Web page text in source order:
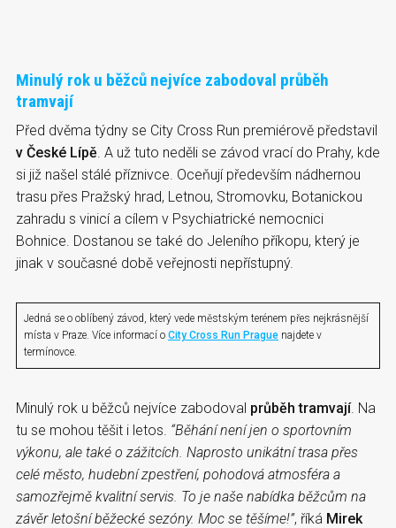
Minulý rok u běžců nejvíce zabodoval průběh
tramvají
Před dvěma týdny se City Cross Run premiérově představil
v České Lípě . A už tuto neděli se závod vrací do Prahy, kde
si již našel stálé příznivce. Oceňují především nádhernou
trasu přes Pražský hrad, Letnou, Stromovku, Botanickou
zahradu s vinicí a cílem v Psychiatrické nemocnici
Bohnice. Dostanou se také do Jeleního příkopu, který je
jinak v současné době veřejnosti nepřístupný.
Jedná se o oblíbený závod, který vede městským terénem přes nejkrásnější
místa v Praze. Více informací o City Cross Run Prague najdete v
termínovce.
Minulý rok u běžců nejvíce zabodoval průběh tramvají. Na
tu se mohou těšit i letos. “Běhání není jen o sportovním
výkonu, ale také o zážitcích. Naprosto unikátní trasa přes
celé město, hudební zpestření, pohodová atmosféra a
samozřejmě kvalitní servis. To je naše nabídka běžcům na
závěr letošní běžecké sezóny. Moc se těšíme!”, říká Mirek